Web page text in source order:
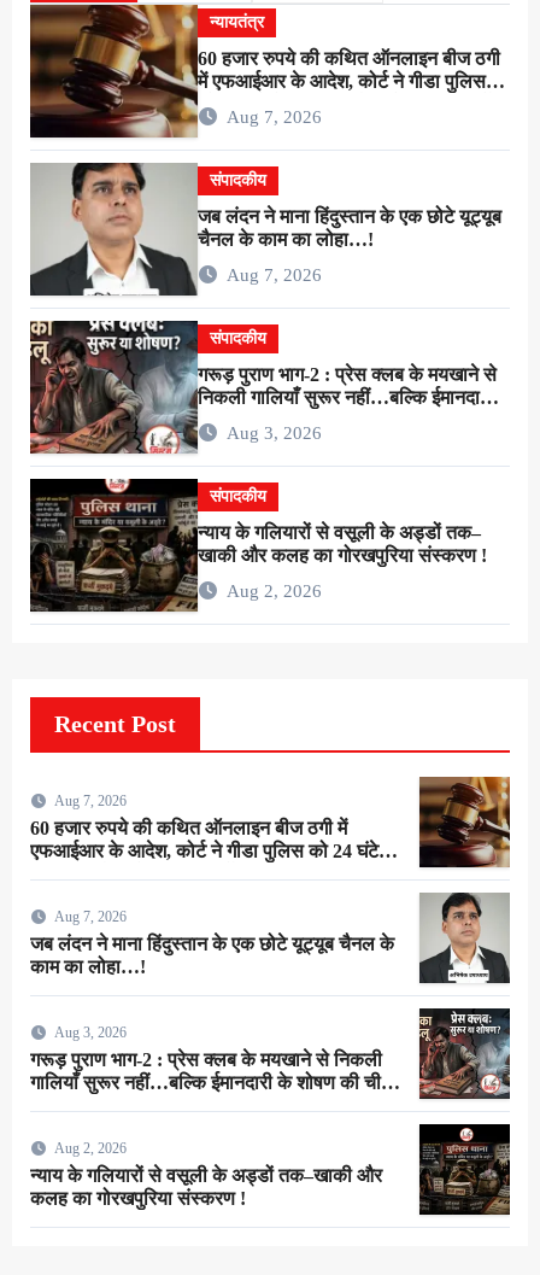
न्यायतंत्र
60 हजार रुपये की कथित ऑनलाइन बीज ठगी
में एफआईआर के आदेश, कोर्ट ने गीडा पुलिस
को 24 घंटे में मुकदमा दर्ज करने का दिया निर्देश
Aug 7, 2026
संपादकीय
जब लंदन ने माना हिंदुस्तान के एक छोटे यूट्यूब
चैनल के काम का लोहा…!
Aug 7, 2026
संपादकीय
गरूड़ पुराण भाग-2 : प्रेस क्लब के मयखाने से
निकली गालियाँ सुरूर नहीं…बल्कि ईमानदारी
के शोषण की चीख थी !
Aug 3, 2026
संपादकीय
न्याय के गलियारों से वसूली के अड्डों तक–
खाकी और कलह का गोरखपुरिया संस्करण !
Aug 2, 2026
Recent Post
Aug 7, 2026
60 हजार रुपये की कथित ऑनलाइन बीज ठगी में
एफआईआर के आदेश, कोर्ट ने गीडा पुलिस को 24 घंटे में
Aug 7, 2026
जब लंदन ने माना हिंदुस्तान के एक छोटे यूट्यूब चैनल के
काम का लोहा…!
Aug 3, 2026
गरूड़ पुराण भाग-2 : प्रेस क्लब के मयखाने से निकली
गालियाँ सुरूर नहीं…बल्कि ईमानदारी के शोषण की चीख
Aug 2, 2026
न्याय के गलियारों से वसूली के अड्डों तक–खाकी और
कलह का गोरखपुरिया संस्करण !